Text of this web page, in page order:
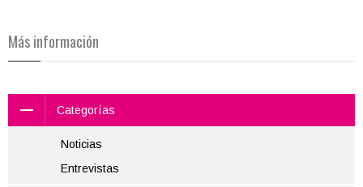
Más información
Categorías
Noticias
Entrevistas